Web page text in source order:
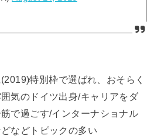
特別枠で選ばれ、おそらく
気のドイツ出身/キャリアをダ
で過ごす/インターナショナル
などトピックの多い